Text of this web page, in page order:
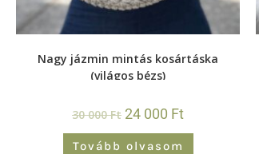
Nagy jázmin mintás kosártáska
(világos bézs)
30 000Ft 24 000 Ft
Tovább olvasom